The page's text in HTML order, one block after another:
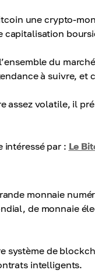
une crypto-
capitalisation
du
à suivre, et
assez volatile, il
intéressé par : Le
monnaie
de monnaie
système de
intelligents.